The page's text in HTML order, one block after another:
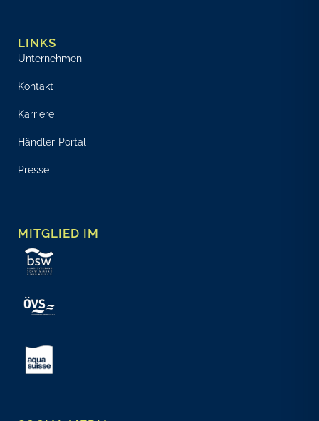
LINKS
Unternehmen
Kontakt
Karriere
Händler-Portal
Presse
MITGLIED IM